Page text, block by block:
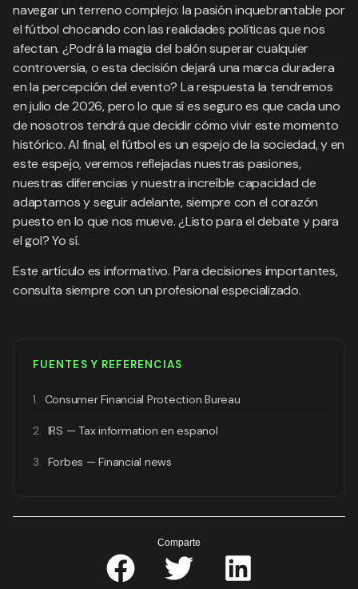
navegar un terreno complejo: la pasión inquebrantable por
el fútbol chocando con las realidades políticas que nos
afectan. ¿Podrá la magia del balón superar cualquier
controversia, o esta decisión dejará una marca duradera
en la percepción del evento? La respuesta la tendremos
en julio de 2026, pero lo que sí es seguro es que cada uno
de nosotros tendrá que decidir cómo vivir este momento
histórico. Al final, el fútbol es un espejo de la sociedad, y en
este espejo, veremos reflejadas nuestras pasiones,
nuestras diferencias y nuestra increíble capacidad de
adaptarnos y seguir adelante, siempre con el corazón
puesto en lo que nos mueve. ¿Listo para el debate y para
el gol? Yo sí.
Este artículo es informativo. Para decisiones importantes,
consulta siempre con un profesional especializado.
FUENTES Y REFERENCIAS
1. Consumer Financial Protection Bureau
2. IRS — Tax information en espanol
3. Forbes — Financial news
Comparte